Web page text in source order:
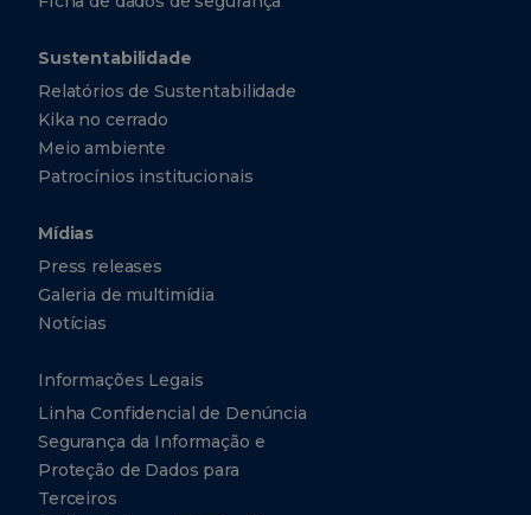
Sustentabilidade
Relatórios de Sustentabilidade
Kika no cerrado
Meio ambiente
Patrocínios institucionais
Mídias
Press releases
Galeria de multimídia
Notícias
Informações Legais
Linha Confidencial de Denúncia
Segurança da Informação e
Proteção de Dados para
Terceiros